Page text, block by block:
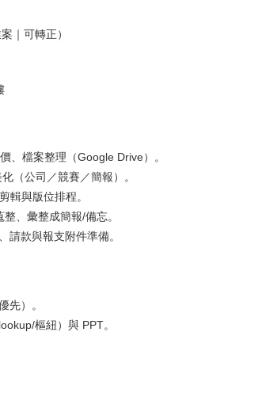
｜可轉正）
、檔案整理（Google Drive）。
（公司／競賽／簡報）。
輯與版位排程。
、彙整成簡報/備忘。
請款與報支附件準備。
先）。
樞紐）與 PPT。